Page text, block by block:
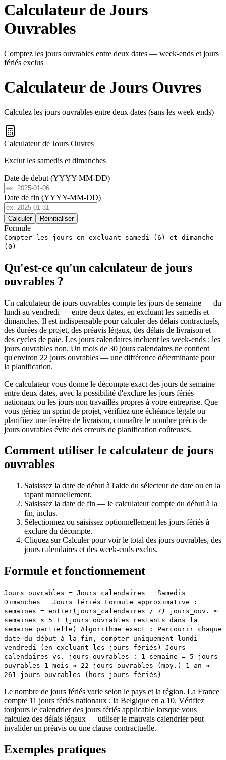
Calculateur de Jours
Ouvrables
Comptez les jours ouvrables entre deux dates — week-ends et jours
fériés exclus
Calculateur de Jours Ouvres
Calculez les jours ouvrables entre deux dates (sans les week-ends)
Calculateur de Jours Ouvres
Exclut les samedis et dimanches
Date de debut (YYYY-MM-DD)
Date de fin (YYYY-MM-DD)
Calculer Réinitialiser
Formule
Compter les jours en excluant samedi (6) et dimanche
(0)
Qu'est-ce qu'un calculateur de jours
ouvrables ?
Un calculateur de jours ouvrables compte les jours de semaine — du
lundi au vendredi — entre deux dates, en excluant les samedis et
dimanches. Il est indispensable pour calculer des délais contractuels,
des durées de projet, des préavis légaux, des délais de livraison et
des cycles de paie. Les jours calendaires incluent les week-ends ; les
jours ouvrables non. Un mois de 30 jours calendaires ne contient
qu'environ 22 jours ouvrables — une différence déterminante pour
la planification.
Ce calculateur vous donne le décompte exact des jours de semaine
entre deux dates, avec la possibilité d'exclure les jours fériés
nationaux ou les jours non travaillés propres à votre entreprise. Que
vous gériez un sprint de projet, vérifiiez une échéance légale ou
planifiiez une fenêtre de livraison, connaître le nombre précis de
jours ouvrables évite des erreurs de planification coûteuses.
Comment utiliser le calculateur de jours
ouvrables
Saisissez la date de début à l'aide du sélecteur de date ou en la
tapant manuellement.
Saisissez la date de fin — le calculateur compte du début à la
fin, inclus.
Sélectionnez ou saisissez optionnellement les jours fériés à
exclure du décompte.
Cliquez sur Calculer pour voir le total des jours ouvrables, des
jours calendaires et des week-ends exclus.
Formule et fonctionnement
Jours ouvrables = Jours calendaires − Samedis −
Dimanches − Jours fériés Formule approximative :
semaines = entier(jours_calendaires / 7) jours_ouv. ≈
semaines × 5 + (jours ouvrables restants dans la
semaine partielle) Algorithme exact : Parcourir chaque
date du début à la fin, compter uniquement lundi–
vendredi (en excluant les jours fériés) Jours
calendaires vs. jours ouvrables : 1 semaine = 5 jours
ouvrables 1 mois ≈ 22 jours ouvrables (moy.) 1 an ≈
261 jours ouvrables (hors jours fériés)
Le nombre de jours fériés varie selon le pays et la région. La France
compte 11 jours fériés nationaux ; la Belgique en a 10. Vérifiez
toujours le calendrier des jours fériés applicable lorsque vous
calculez des délais légaux — utiliser le mauvais calendrier peut
invalider un préavis ou une clause contractuelle.
Exemples pratiques